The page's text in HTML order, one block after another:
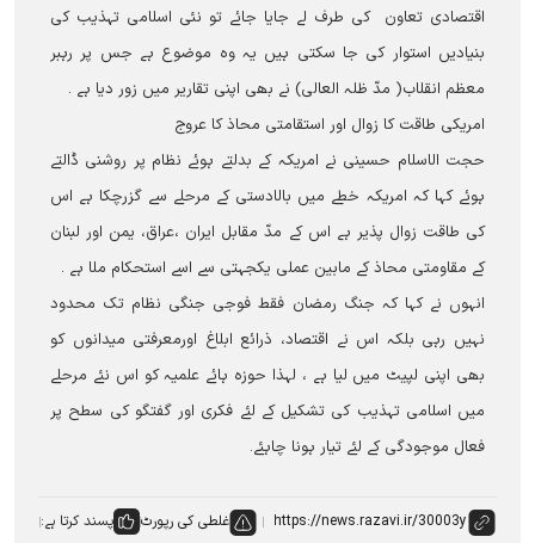
اقتصادی تعاون کی طرف لے جایا جائے تو نئی اسلامی تہذیب کی
بنیادیں استوار کی جا سکتی ہیں یہ وہ موضوع ہے جس پر رہبر
معظم انقلاب( مدّ ظلہ العالی) نے بھی اپنی تقاریر میں زور دیا ہے ۔
امریکی طاقت کا زوال اور استقامتی محاذ کا عروج
حجت الاسلام حسینی نے امریکہ کے بدلتے ہوئے نظام پر روشنی ڈالتے
ہوئے کہا کہ امریکہ خطے میں بالادستی کے مرحلے سے گزرچکا ہے اس
کی طاقت زوال پذیر ہے اس کے مدّ مقابل ایران ،عراق، یمن اور لبنان
کے مقاومتی محاذ کے مابین عملی یکجہتی سے اسے استحکام ملا ہے ۔
انہوں نے کہا کہ جنگ رمضان فقط فوجی جنگی نظام تک محدود
نہیں رہی بلکہ اس نے اقتصاد، ذرائع ابلاغ اورمعرفتی میدانوں کو
بھی اپنی لپیٹ میں لیا ہے ، لہذا حوزہ ہائے علمیہ کو اس نئے مرحلے
میں اسلامی تہذیب کی تشکیل کے لئے فکری اور گفتگو کی سطح پر
فعال موجودگی کے لئے تیار ہونا چاہئے۔
غلطی کی رپورٹ
پسند کرتا ہے: